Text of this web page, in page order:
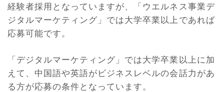
経験者採用となっていますが、「ウエルネス事業デ
ジタルマーケティング」では大学卒業以上であれば
応募可能です。
「デジタルマーケティング」では大学卒業以上に加
えて、中国語や英語がビジネスレベルの会話力があ
る方が応募の条件となっています。